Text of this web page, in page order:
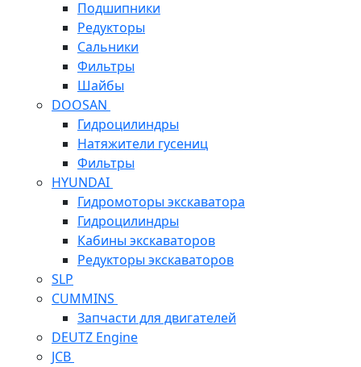
Подшипники
Редукторы
Сальники
Фильтры
Шайбы
DOOSAN
Гидроцилиндры
Натяжители гусениц
Фильтры
HYUNDAI
Гидромоторы экскаватора
Гидроцилиндры
Кабины экскаваторов
Редукторы экскаваторов
SLP
CUMMINS
Запчасти для двигателей
DEUTZ Engine
JCB